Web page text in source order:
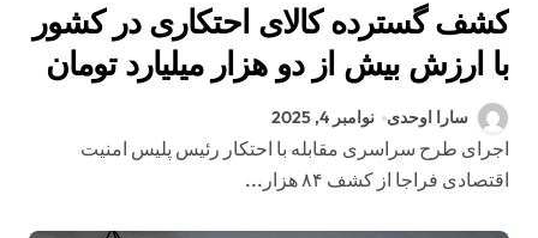
کشف گسترده کالای احتکاری در کشور
با ارزش بیش از دو هزار میلیارد تومان
سارا اوحدی نوامبر 4, 2025
اجرای طرح سراسری مقابله با احتکار رئیس پلیس امنیت
اقتصادی فراجا از کشف ۸۴ هزار...